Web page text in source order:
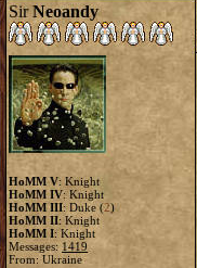
SirNeoandy
HoMM V: Knight
HoMM IV: Knight
HoMM III: Duke (2)
HoMM II: Knight
HoMM I: Knight
Messages: 1419
From: Ukraine